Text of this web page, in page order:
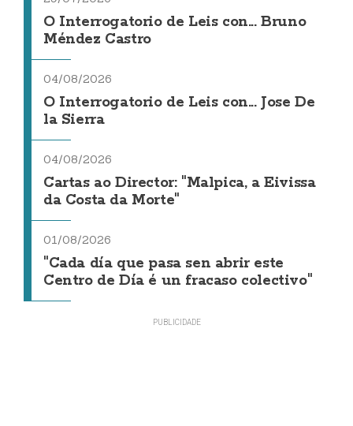
O Interrogatorio de Leis con... Bruno
Méndez Castro
04/08/2026
O Interrogatorio de Leis con... Jose De
la Sierra
04/08/2026
Cartas ao Director: "Malpica, a Eivissa
da Costa da Morte"
01/08/2026
"Cada día que pasa sen abrir este
Centro de Día é un fracaso colectivo"